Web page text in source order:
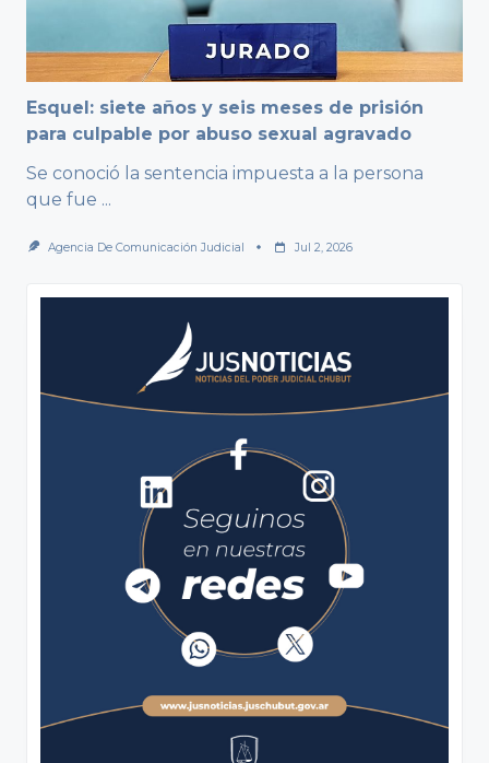
Esquel: siete años y seis meses de prisión
para culpable por abuso sexual agravado
Se conoció la sentencia impuesta a la persona
que fue ...
Agencia De Comunicación Judicial Jul 2, 2026